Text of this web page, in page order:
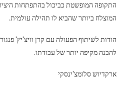
התקופה המופשטת כביכול בהתפתחות
המוצלח ביותר שהביא לו תהילה עולמית.
הודות לשיתוף הפעולה עם קרן וויצ'יץ'
להבנה מקיפה יותר של עבודתו.
ארקדיוש סלומצ'ינסקי